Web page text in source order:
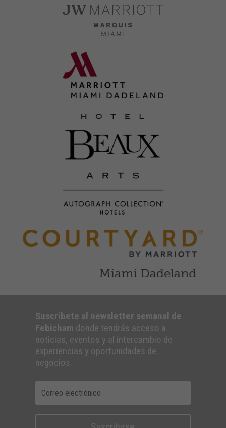
Suscribete al newsletter semanal de
Febicham donde tendrás acceso a
noticias, eventos y al intercambio de
experiencias y oportunidades de
negocios.